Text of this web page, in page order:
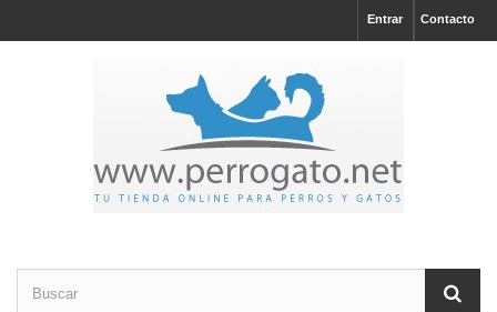
Contacto
Entrar